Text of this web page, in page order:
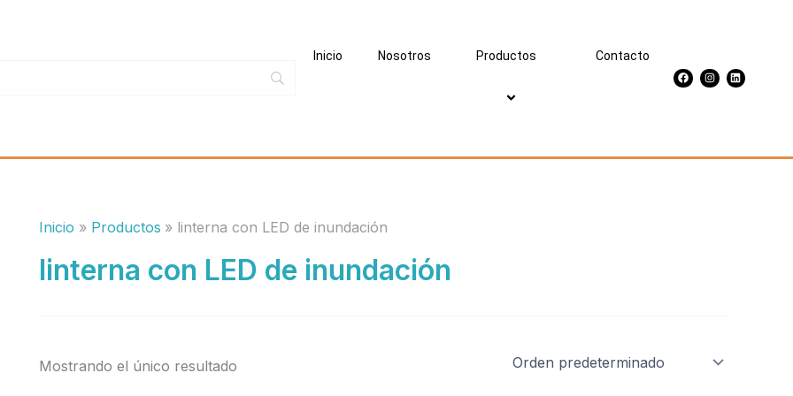
Inicio Nosotros Productos Contacto
Facebook
InstagramLinkedin
Inicio Productos linterna con LED de inundación
linterna con LED de inundación
Mostrando el único resultado